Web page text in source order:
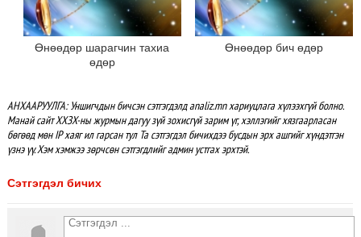
Өнөөдөр шарагчин тахиа
өдөр
Өнөөдөр бич өдөр
АНХААРУУЛГА: Уншигчдын бичсэн сэтгэгдэлд analiz.mn хариуцлага хүлээхгүй болно.
Манай сайт ХХЗХ-ны журмын дагуу зүй зохисгүй зарим үг, хэллэгийг хязгаарласан
бөгөөд мөн IP хаяг ил гарсан тул Та сэтгэгдэл бичихдээ бусдын эрх ашгийг хүндэтгэн
үзнэ үү. Хэм хэмжээ зөрчсөн сэтгэгдлийг админ устгах эрхтэй.
Сэтгэгдэл бичих